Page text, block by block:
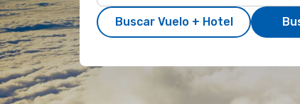
Buscar Vuelo + Hotel